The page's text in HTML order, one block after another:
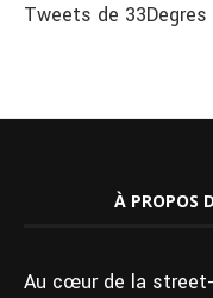
Tweets de 33Degres
À PROPOS
Au cœur de la